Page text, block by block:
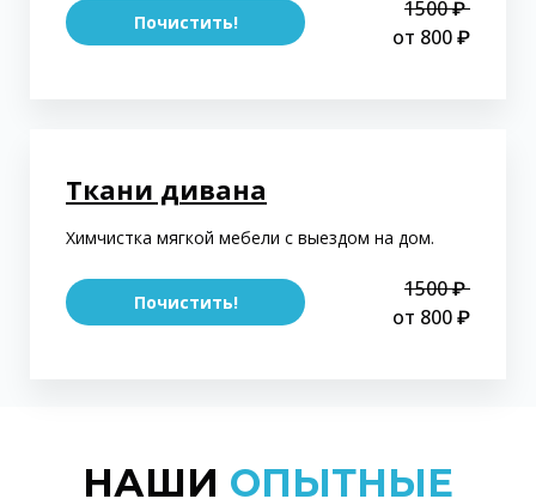
Почистить!
1500 ₽
от 800 ₽
Ткани дивана
Химчистка мягкой мебели с выездом на дом.
Почистить!
1500 ₽
от 800 ₽
НАШИ ОПЫТНЫЕ